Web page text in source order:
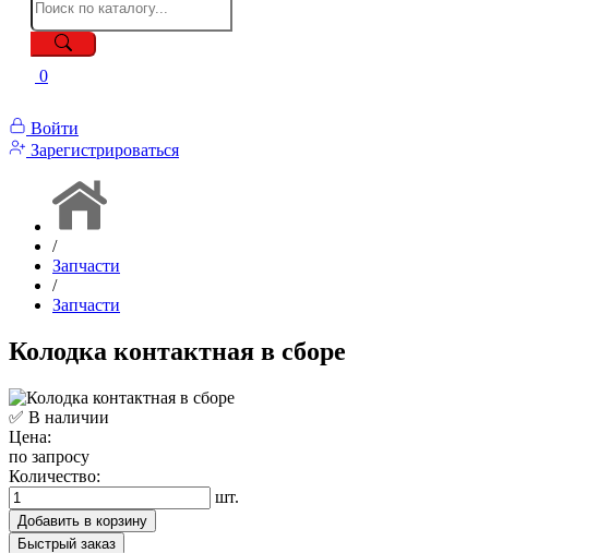
0
Войти
Зарегистрироваться
/
Запчасти
/
Запчасти
Колодка контактная в сборе
✅ В наличии
Цена:
по запросу
Количество:
шт.
Добавить в корзину
Быстрый заказ